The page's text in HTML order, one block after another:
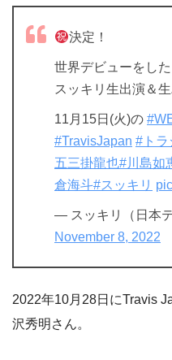
決定！
世界デビューをし
スッキリ生出演＆
11月15日(火)の
#TravisJapan #トラ
五三掛龍也#川島如
倉海斗#スッキリ
— スッキリ（日本
November 8, 2022
2022年10月28日にTravis
沢秀明さん。